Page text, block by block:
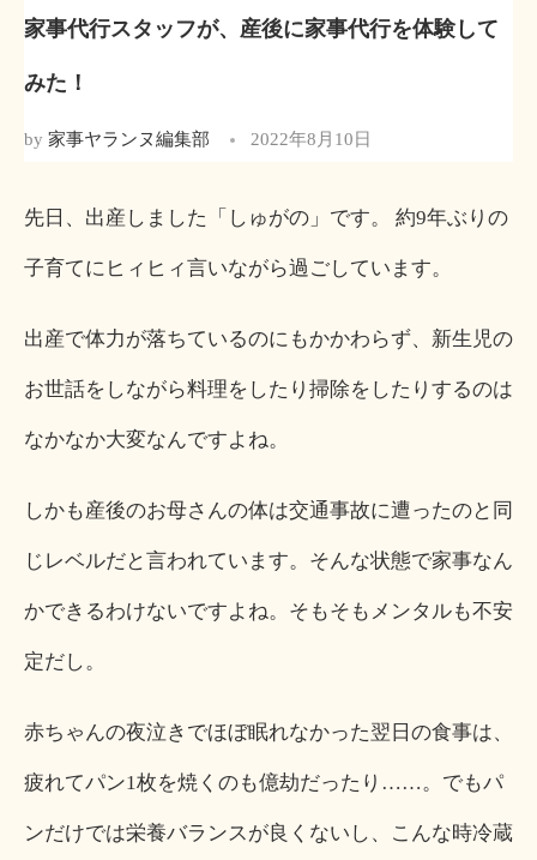
家事代行スタッフが、産後に家事代行を体験して
みた！
by 家事ヤランヌ編集部 2022年8月10日
先日、出産しました「しゅがの」です。 約9年ぶりの
子育てにヒィヒィ言いながら過ごしています。
出産で体力が落ちているのにもかかわらず、新生児の
お世話をしながら料理をしたり掃除をしたりするのは
なかなか大変なんですよね。
しかも産後のお母さんの体は交通事故に遭ったのと同
じレベルだと言われています。そんな状態で家事なん
かできるわけないですよね。そもそもメンタルも不安
定だし。
赤ちゃんの夜泣きでほぼ眠れなかった翌日の食事は、
疲れてパン1枚を焼くのも億劫だったり……。でもパ
ンだけでは栄養バランスが良くないし、こんな時冷蔵